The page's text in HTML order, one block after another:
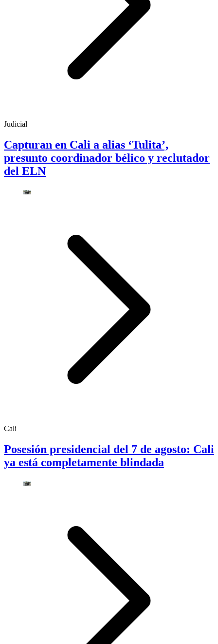
Judicial
Capturan en Cali a alias ‘Tulita’,
presunto coordinador bélico y reclutador
del ELN
Cali
Posesión presidencial del 7 de agosto: Cali
ya está completamente blindada